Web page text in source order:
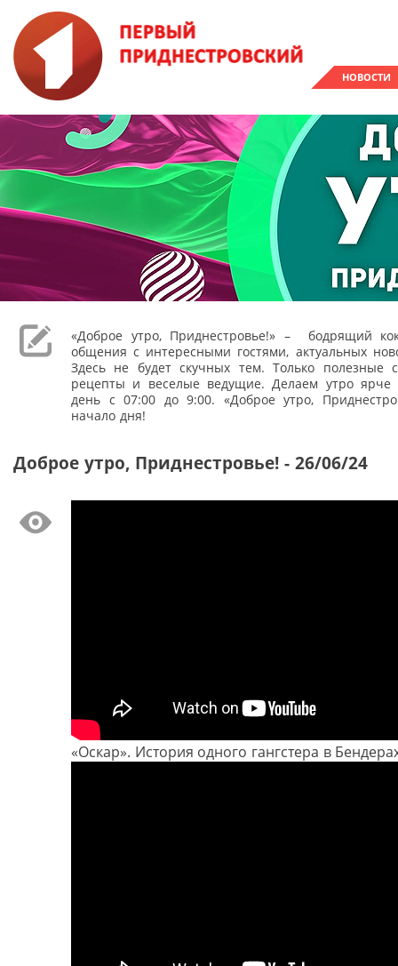
НОВОСТИ
«Доброе утро, Приднестровье!» – бодрящий
общения с интересными гостями, актуальных
Здесь не будет скучных тем. Только полезные
рецепты и веселые ведущие. Делаем утро ярче
день с 07:00 до 9:00. «Доброе утро,
начало дня!
Доброе утро, Приднестровье! - 26/06/24
«Оскар». История одного гангстера в